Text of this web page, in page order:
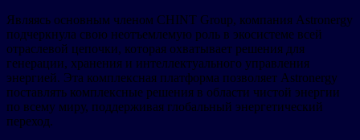
Являясь основным членом CHINT Group, компания Astronergy
подчеркнула свою неотъемлемую роль в экосистеме всей
отраслевой цепочки, которая охватывает решения для
генерации, хранения и интеллектуального управления
энергией. Эта комплексная платформа позволяет Astronergy
поставлять комплексные решения в области чистой энергии
по всему миру, поддерживая глобальный энергетический
переход.